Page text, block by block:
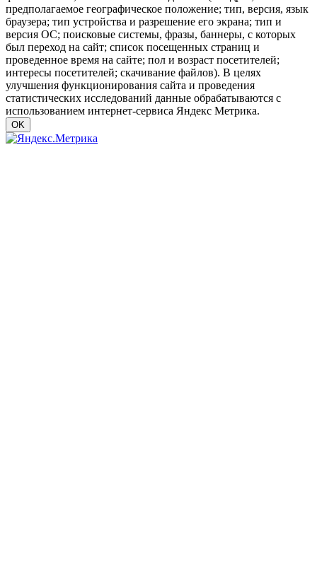
предполагаемое географическое положение; тип, версия, язык
браузера; тип устройства и разрешение его экрана; тип и
версия ОС; поисковые системы, фразы, баннеры, с которых
был переход на сайт; список посещенных страниц и
проведенное время на сайте; пол и возраст посетителей;
интересы посетителей; скачивание файлов). В целях
улучшения функционирования сайта и проведения
статистических исследований данные обрабатываются с
использованием интернет-сервиса Яндекс Метрика.
OK